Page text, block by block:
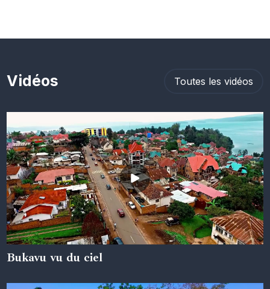
Vidéos Toutes les vidéos
05 juin 2024
Bukavu vu du ciel